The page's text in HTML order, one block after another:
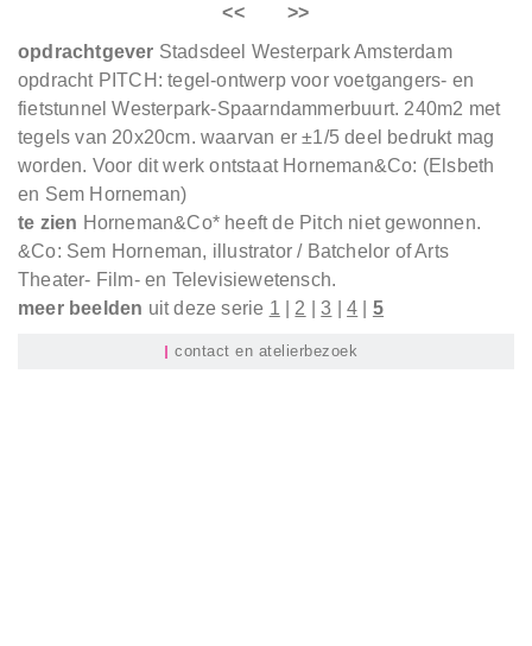
<<
>>
opdrachtgever Stadsdeel Westerpark Amsterdam
opdracht PITCH: tegel-ontwerp voor voetgangers- en
fietstunnel Westerpark-Spaarndammerbuurt. 240m2 met
tegels van 20x20cm. waarvan er ±1/5 deel bedrukt mag
worden. Voor dit werk ontstaat Horneman&Co: (Elsbeth
en Sem Horneman)
te zien Horneman&Co* heeft de Pitch niet gewonnen.
&Co: Sem Horneman, illustrator / Batchelor of Arts
Theater- Film- en Televisiewetensch.
meer beelden uit deze serie 1 2 |3 |4 5
contact en atelierbezoek